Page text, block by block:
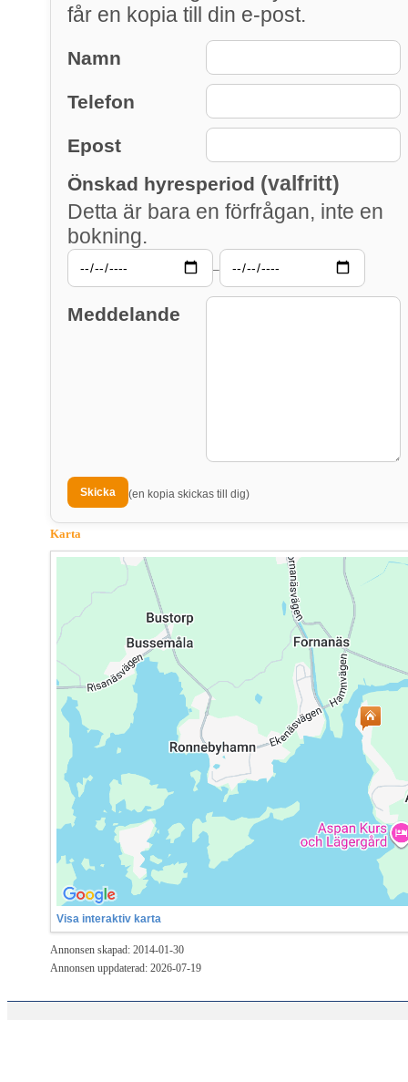
får en kopia till din e-post.
Namn
Telefon
Epost
Önskad hyresperiod (valfritt)
Detta är bara en förfrågan, inte en
bokning.
–
Meddelande
(en kopia skickas till dig)
Karta
Visa interaktiv karta
Annonsen skapad: 2014-01-30
Annonsen uppdaterad: 2026-07-19